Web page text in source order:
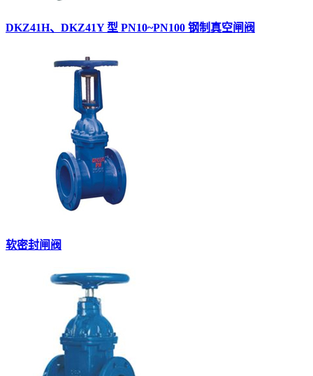
DKZ41H、DKZ41Y 型 PN10~PN100 钢制真空闸阀
软密封闸阀